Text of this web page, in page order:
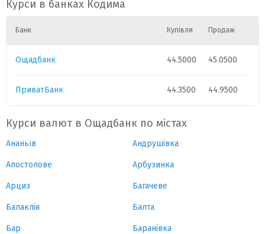
Курси в банках Кодима
Банк Купівля Продаж
Ощадбанк 44.5000 45.0500
ПриватБанк 44.3500 44.9500
Курси валют в Ощадбанк по містах
Ананьїв Андрушівка
Апостолове Арбузинка
Арциз Багачеве
Балаклія Балта
Бар Баранівка